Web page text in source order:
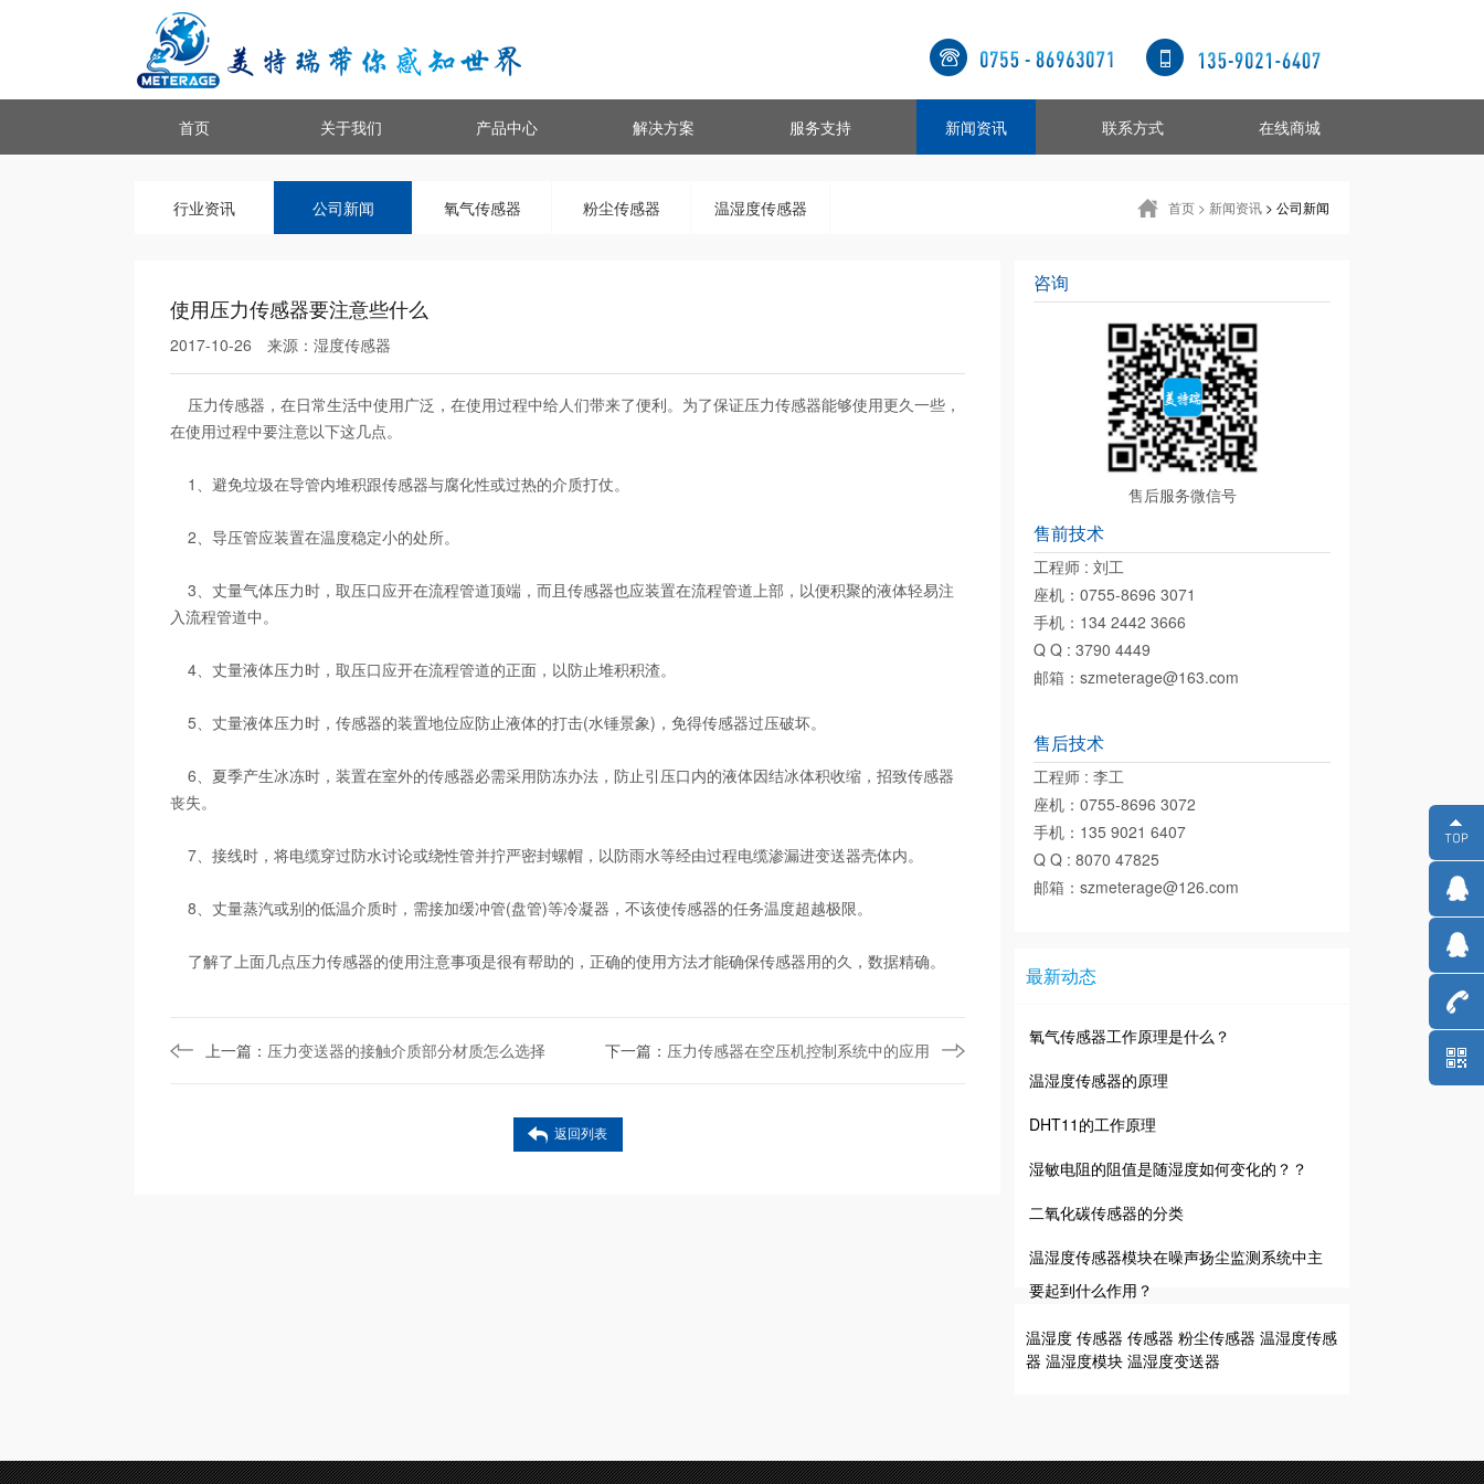
首页 关于我们 产品中心 解决方案 服务支持 新闻资讯 联系方式 在线商城
行业资讯 公司新闻 氧气传感器 粉尘传感器 温湿度传感器 首页 > 新闻资讯 > 公司新闻
使用压力传感器要注意些什么
2017-10-26 来源： 湿度传感器
压力传感器，在日常生活中使用广泛，在使用过程中给人们带来了便利。为了保证压力传感器能够使用更久一些，
在使用过程中要注意以下这几点。
1、避免垃圾在导管内堆积跟传感器与腐化性或过热的介质打仗。
2、导压管应装置在温度稳定小的处所。
3、丈量气体压力时，取压口应开在流程管道顶端，而且传感器也应装置在流程管道上部，以便积聚的液体轻易注
入流程管道中。
4、丈量液体压力时，取压口应开在流程管道的正面，以防止堆积积渣。
5、丈量液体压力时，传感器的装置地位应防止液体的打击(水锤景象)，免得传感器过压破坏。
6、夏季产生冰冻时，装置在室外的传感器必需采用防冻办法，防止引压口内的液体因结冰体积收缩，招致传感器
丧失。
7、接线时，将电缆穿过防水讨论或绕性管并拧严密封螺帽，以防雨水等经由过程电缆渗漏进变送器壳体内。
8、丈量蒸汽或别的低温介质时，需接加缓冲管(盘管)等冷凝器，不该使传感器的任务温度超越极限。
了解了上面几点压力传感器的使用注意事项是很有帮助的，正确的使用方法才能确保传感器用的久，数据精确。
上一篇： 压力变送器的接触介质部分材质怎么选择 下一篇： 压力传感器在空压机控制系统中的应用
返回列表
咨询
售后服务微信号
售前技术
工程师 : 刘工
座机：0755-8696 3071
手机：134 2442 3666
Q Q : 3790 4449
邮箱：szmeterage@163.com
售后技术
工程师 : 李工
座机：0755-8696 3072
手机：135 9021 6407
Q Q : 8070 47825
邮箱：szmeterage@126.com
最新动态
氧气传感器工作原理是什么？
温湿度传感器的原理
DHT11的工作原理
湿敏电阻的阻值是随湿度如何变化的？？
二氧化碳传感器的分类
温湿度传感器模块在噪声扬尘监测系统中主
要起到什么作用？
温湿度 传感器 传感器 粉尘传感器 温湿度传感
器 温湿度模块 温湿度变送器